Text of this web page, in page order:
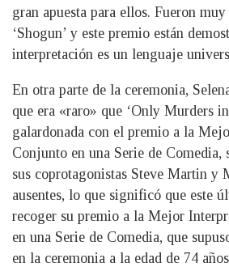
gran apuesta para ellos. Fueron
‘Shogun’ y este premio están
interpretación es un lenguaje
En otra parte de la ceremonia,
que era «raro» que ‘Only Murders
galardonada con el premio a la
Conjunto en una Serie de Comedia,
sus coprotagonistas Steve Martin y
ausentes, lo que significó que este
recoger su premio a la Mejor
en una Serie de Comedia, que
en la ceremonia a la edad de 74